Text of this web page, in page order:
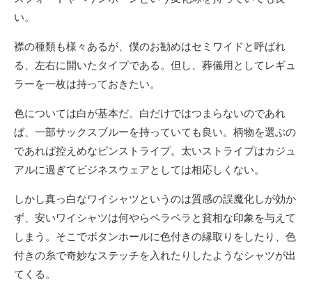
い。
襟の種類も様々あるが、僕のお勧めはセミワイドと呼ばれ
る、左右に開いたタイプである。但し、葬儀用としてレギュ
ラーを一枚は持っておきたい。
色については白が基本だ。白だけではつまらないのであれ
ば、一部サックスブルーを持っていても良い。柄物を選ぶの
であれば控えめなピンストライプ。太いストライプはカジュ
アルに過ぎてビジネスウェアとしては相応しくない。
しかし真っ白なワイシャツというのは質感の誤魔化しが効か
ず、安いワイシャツは何やらペラペラと貧相な印象を与えて
しまう。そこでボタンホールに色付きの縁取りをしたり、色
付きの糸で奇妙なステッチを入れたりしたようなシャツが出
てくる。